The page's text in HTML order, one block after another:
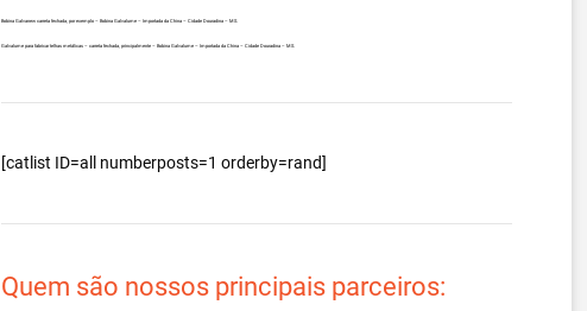
Bobina Galvanew carreta fechada, por exemplo – Bobina Galvalume – Importada da China – Cidade Douradina – MS.
Galvalume para fabricar telhas metálicas – carreta fechada, principalmente – Bobina Galvalume – Importada da China – Cidade Douradina – MS.
[catlist ID=all numberposts=1 orderby=rand]
Quem são nossos principais parceiros: